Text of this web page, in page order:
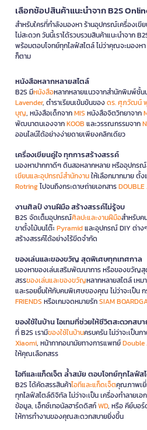
เลือกช้อปสินค้าแนะนำจาก B2S
สำหรับใครที่กำลังมองหา ร้านอุปกรณ์เครื่องเขี
ไม่สะดวก วันนี้เราได้รวบรวมสินค้าแนะนำจาก
พร้อมตอบโจทย์ทุกไลฟ์สไตล์ ไม่ว่าคุณจะมองห
ก็ตาม
หนังสือหลากหลายสไตล์
B2S มีหนังสือหลากหลายแนวจากสำนักพิมพ์ชั้น
Lavender, ตำราเรียนเข้มข้นของดร. ศุภวัฒน์
บุญ, หนังสือเด็กจากMIS หนังสือจิตวิทยาจาก
พัฒนาตนเองจากKOOB และวรรณกรรมจาก
ออนไลน์ได้อย่างง่ายดายเพียงคลิกเดียว
เครื่องเขียนคู่ใจ ทุกการสร้างสรรค์
มองหาปากกาดีๆ ดินสอหลากหลาย หรืออุปกร
เขียนและอุปกรณ์สำนักงานให้เลือกมากมาย ตั้
Rotringไปจนถึงกระดาษถ่ายเอกสารDOUBLE
งานศิลป์ งานฝีมือ สร้างสรรค์ไม่รู้จบ
B2S จัดเต็มอุปกรณ์ศิลปะและงานฝีมือสำหรับค
ขาตั้งไม้บนโต๊ะPyramidและอุปกรณ์ DIY ต่าง
สร้างสรรค์ได้อย่างไร้ขีดจำกัด
ของเล่นและของขวัญ สุดพิเศษทุกเทศกาล
มองหาของเล่นเสริมพัฒนาการ หรือของขวัญสุ
สรรของเล่นและของขวัญหลากหลายสไตล์ เห
และรอยยิ้มให้กับคนพิเศษของคุณ ไม่ว่าจะเป็น
FRIENDS หรือเกมจดหมายรักSIAM
ของใช้ในบ้าน ไอเทมที่ช่วยให้ชีวิตสะดวกสบ
ที่ B2S เรามีของใช้ในบ้านครบครัน ไม่ว่าจะเป็นก
Xiaomi, หน้ากากอนามัยทางการแพทย์Double
ให้คุณเลือกสรร
ไอทีและแก็ดเจ็ต ล้ำสมัย ตอบโจทย์ทุกไลฟ์ส
B2S ได้คัดสรรสินค้าไอทีและแก็ดเจ็ตคุณภาพเยี่
ทุกไลฟ์สไตล์ดิจิทัล ไม่ว่าจะเป็น เครื่องทำลายเอ
ข้อมูล, เอ็กซ์เทอนัลฮาร์ดดิสก์WD, หรือ คีย์บอร์
ให้การทำงานของคุณสะดวกสบายยิ่งขึ้น